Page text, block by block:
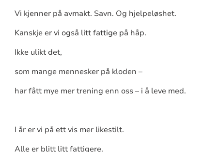
Vi kjenner på avmakt. Savn. Og hjelpeløshet.
Kanskje er vi også litt fattige på håp.
Ikke ulikt det,
som mange mennesker på kloden –
har fått mye mer trening enn oss – i å leve med.
I år er vi på ett vis mer likestilt.
Alle er blitt litt fattigere.